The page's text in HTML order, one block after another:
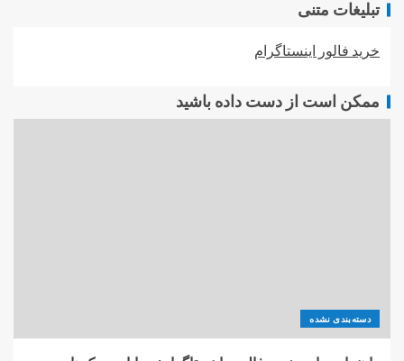
تبلیغات متنی
خرید فالور اینستاگرام
ممکن است از دست داده باشید
دسته‌بندی نشده